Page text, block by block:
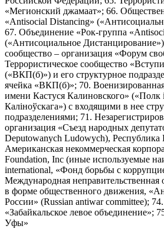
«Мегионский джамаат»; 66.
«Antisocial Distancing»
67. Объединение «Рок-группа
(«Антисоциальное
сообщество – организация «Форум
Террористическое сообщество
(«ВКП(б)») и его структурное
ячейка «ВКП(б)»; 70.
имени Кастуся Калиновского» («Полк
Калiноўскага») с входящими в нее
подразделениями; 71.
организация «Съезд народных
Deputowanych Ludowych), Республика
Американская некоммерческая
Foundation, Inc (иные используемые
international, «Фонд борьбы с
Международная неправительственная
в форме общественного движения,
России» (Russian antiwar committee);
«Забайкальское левое объединение»;
Уфы»